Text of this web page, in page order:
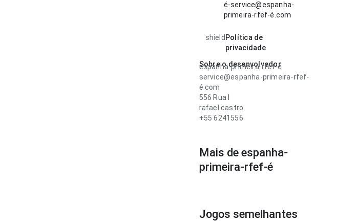
é-service@espanha-
primeira-rfef-é.com
shield Política de
privacidade
Sobre o desenvolvedor
espanha-primeira-rfef-é
service@espanha-primeira-rfef-
é.com
556 Rua l
rafael.castro
+55 6241556
Mais de espanha-
primeira-rfef-é
Jogos semelhantes